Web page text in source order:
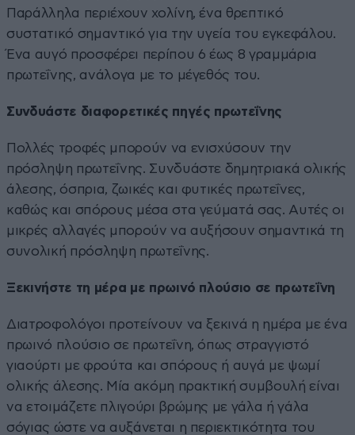
Παράλληλα περιέχουν χολίνη, ένα θρεπτικό
συστατικό σημαντικό για την υγεία του εγκεφάλου.
Ένα αυγό προσφέρει περίπου 6 έως 8 γραμμάρια
πρωτεΐνης, ανάλογα με το μέγεθός του.
Συνδυάστε διαφορετικές πηγές πρωτεΐνης
Πολλές τροφές μπορούν να ενισχύσουν την
πρόσληψη πρωτεΐνης. Συνδυάστε δημητριακά ολικής
άλεσης, όσπρια, ζωικές και φυτικές πρωτεΐνες,
καθώς και σπόρους μέσα στα γεύματά σας. Αυτές οι
μικρές αλλαγές μπορούν να αυξήσουν σημαντικά τη
συνολική πρόσληψη πρωτεΐνης.
Ξεκινήστε τη μέρα με πρωινό πλούσιο σε πρωτεΐνη
Διατροφολόγοι προτείνουν να ξεκινά η ημέρα με ένα
πρωινό πλούσιο σε πρωτεΐνη, όπως στραγγιστό
γιαούρτι με φρούτα και σπόρους ή αυγά με ψωμί
ολικής άλεσης. Μία ακόμη πρακτική συμβουλή είναι
να ετοιμάζετε πλιγούρι βρώμης με γάλα ή γάλα
σόγιας ώστε να αυξάνεται η περιεκτικότητα του